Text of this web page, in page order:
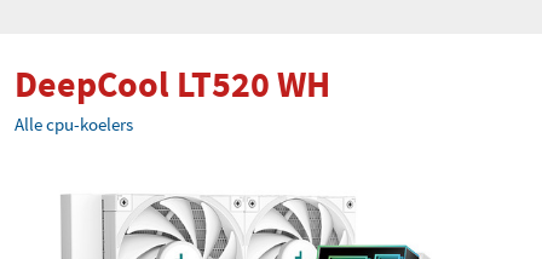
DeepCool LT520 WH
Alle cpu-koelers